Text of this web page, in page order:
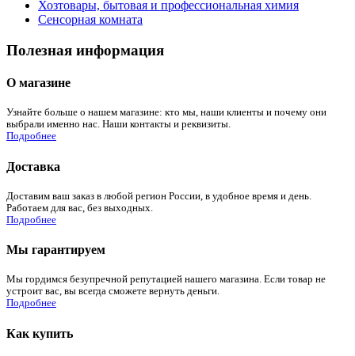
Хозтовары, бытовая и профессиональная химия
Сенсорная комната
Полезная информация
О магазине
Узнайте больше о нашем магазине: кто мы, наши клиенты и почему они
выбрали именно нас. Наши контакты и реквизиты.
Подробнее
Доставка
Доставим ваш заказ в любой регион России, в удобное время и день.
Работаем для вас, без выходных.
Подробнее
Мы гарантируем
Мы гордимся безупречной репутацией нашего магазина. Если товар не
устроит вас, вы всегда сможете вернуть деньги.
Подробнее
Как купить